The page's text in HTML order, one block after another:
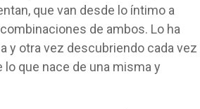
que van desde lo íntimo a
de ambos. Lo ha
y otra vez descubriendo cada vez
lo que nace de una misma y